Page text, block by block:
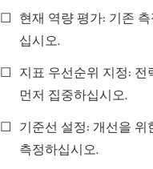
☐
현재 역량 평가: 기존
십시오.
☐
지표 우선순위 지정: 전
먼저 집중하십시오.
☐
기준선 설정: 개선을
측정하십시오.